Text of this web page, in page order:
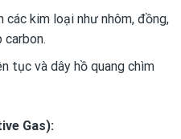
các kim loại như nhôm, đồng,
carbon.
tục và dây hồ quang chìm
Gas):